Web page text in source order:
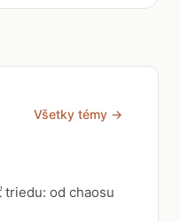
Všetky témy →
triedu: od chaosu